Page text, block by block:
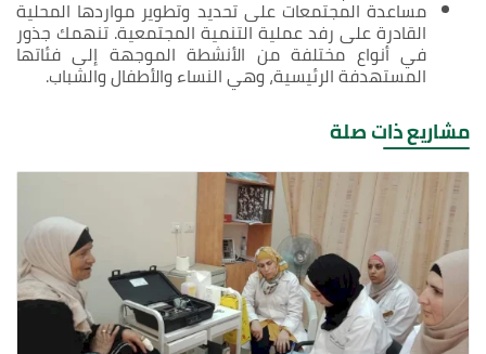
مساعدة المجتمعات على تحديد وتطوير مواردها المحلية
القادرة على رفد عملية التنمية المجتمعية. تنهمك جذور
في أنواع مختلفة من الأنشطة الموجهة إلى فئاتها
المستهدفة الرئيسية، وهي النساء والأطفال والشباب.
مشاريع ذات صلة